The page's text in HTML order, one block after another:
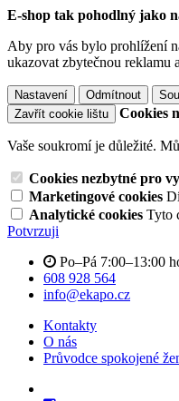
E-shop tak pohodlný jako
Aby pro vás bylo prohlížení
ukazovat zbytečnou reklamu
Nastavení Odmítnout
Zavřít cookie lištu
Cookies
Vaše soukromí je důležité.
Cookies nezbytné pro
Marketingové cookies
Analytické cookies Tyto
Potvrzuji
Po–Pá 7:00–13:00
608 928 564
info@ekapo.cz
Kontakty
O nás
Průvodce spokojené